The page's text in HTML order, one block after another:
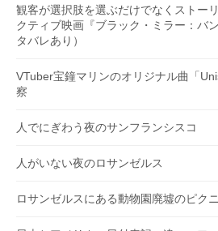
観客が選択肢を選ぶだけでなくストー
クティブ映画『ブラック・ミラー：バ
タバレあり）
VTuber宝鐘マリンのオリジナル曲「
察
人でにぎわう夜のサンフランシスコ
人がいない夜のロサンゼルス
ロサンゼルスにある動物園廃墟のピ